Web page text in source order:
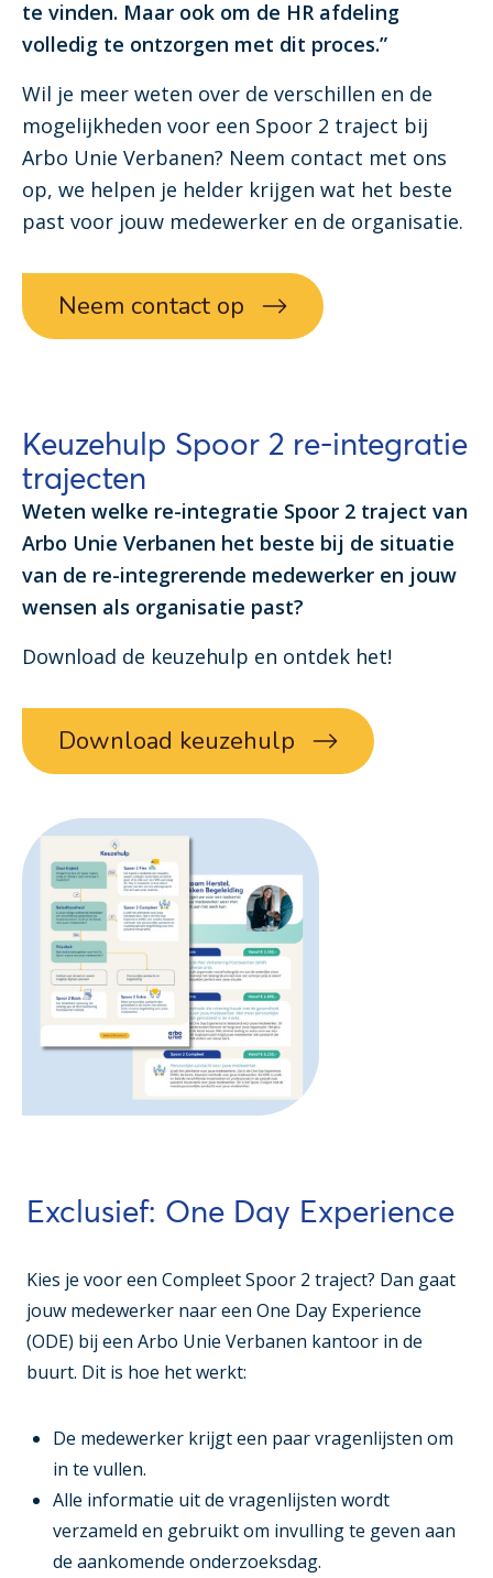
te vinden. Maar ook om de HR afdeling
volledig te ontzorgen met dit proces.”
Wil je meer weten over de verschillen en de
mogelijkheden voor een Spoor 2 traject bij
Arbo Unie Verbanen? Neem contact met ons
op, we helpen je helder krijgen wat het beste
past voor jouw medewerker en de organisatie.
Neem contact op
Keuzehulp Spoor 2 re-integratie
trajecten
Weten welke re-integratie Spoor 2 traject van
Arbo Unie Verbanen het beste bij de situatie
van de re-integrerende medewerker en jouw
wensen als organisatie past?
Download de keuzehulp en ontdek het!
Download keuzehulp
Exclusief: One Day Experience
Kies je voor een Compleet Spoor 2 traject? Dan gaat
jouw medewerker naar een One Day Experience
(ODE) bij een Arbo Unie Verbanen kantoor in de
buurt. Dit is hoe het werkt:
De medewerker krijgt een paar vragenlijsten om
in te vullen.
Alle informatie uit de vragenlijsten wordt
verzameld en gebruikt om invulling te geven aan
de aankomende onderzoeksdag.